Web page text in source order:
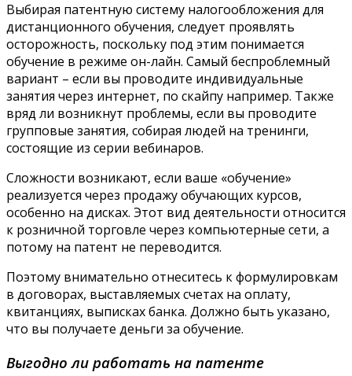
Выбирая патентную систему налогообложения для
дистанционного обучения, следует проявлять
осторожность, поскольку под этим понимается
обучение в режиме он-лайн. Самый беспроблемный
вариант – если вы проводите индивидуальные
занятия через интернет, по скайпу например. Также
вряд ли возникнут проблемы, если вы проводите
групповые занятия, собирая людей на тренинги,
состоящие из серии вебинаров.
Сложности возникают, если ваше «обучение»
реализуется через продажу обучающих курсов,
особенно на дисках. Этот вид деятельности относится
к розничной торговле через компьютерные сети, а
потому на патент не переводится.
Поэтому внимательно отнеситесь к формулировкам
в договорах, выставляемых счетах на оплату,
квитанциях, выписках банка. Должно быть указано,
что вы получаете деньги за обучение.
Выгодно ли работать на патенте